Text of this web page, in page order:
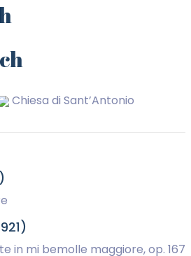
Chiesa di Sant’Antonio
in mi bemolle maggiore, op. 167